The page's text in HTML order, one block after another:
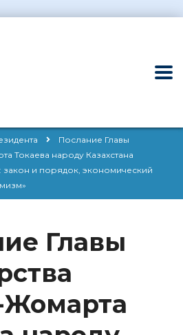
Послание Главы
Токаева народу Казахстана
закон и порядок, экономический
Главы